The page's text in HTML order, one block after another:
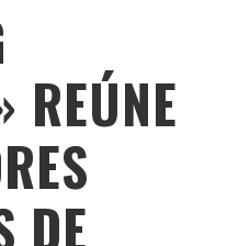
REÚNE
DE